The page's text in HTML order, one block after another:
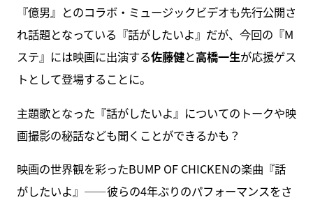
『億男』とのコラボ・ミュージックビデオも先行公開さ
れ話題となっている『話がしたいよ』だが、今回の『M
ステ』には映画に出演する佐藤健と高橋一生が応援ゲス
トとして登場することに。
主題歌となった『話がしたいよ』についてのトークや映
画撮影の秘話なども聞くことができるかも？
映画の世界観を彩ったBUMP OF CHICKENの楽曲『話
がしたいよ』――彼らの4年ぶりのパフォーマンスをさ